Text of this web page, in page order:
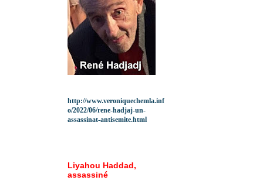
http://www.veroniquechemla.inf
o/2022/06/rene-hadjaj-un-
assassinat-antisemite.html
Liyahou Haddad,
assassiné